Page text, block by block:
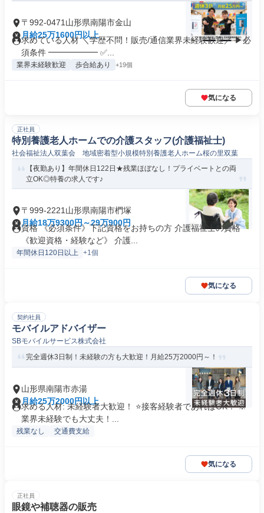
〒992-0471山形県南陽市金山
月給25万1600円以上
求めている人材 ＼学歴不問！販売/通信業界未経験歓迎／ ▶必
須条件 ━━━━━━ ✅...
業界未経験歓迎 歩合給あり +19個
気になる
正社員
特別養護老人ホームでの介護スタッフ(介護福祉士)
社会福祉法人双葉会 地域密着型小規模特別養護老人ホーム桜の里双葉
【夜勤あり】年間休日122日★残業ほぼなし！プライベートとの両
立OK◎特養の求人です♪
〒999-2221山形県南陽市椚塚
月給18万9300円～29万900円
資格 《必須条件》下記資格をお持ちの方 介護福祉士の資格
《歓迎資格・経験など》 介護...
年間休日120日以上 +1個
気になる
契約社員
モバイルアドバイザー
SBモバイルサービス株式会社
完全週休3日制！未経験の方も大歓迎！月給25万2000円～！
山形県南陽市赤湯
月給25万2000円以上
求める人材: 未経験者大歓迎！ ⭐接客経験者であればOK！ ※
業界未経験でも大丈夫！...
残業なし 交通費支給
気になる
正社員
眼鏡や補聴器の販売